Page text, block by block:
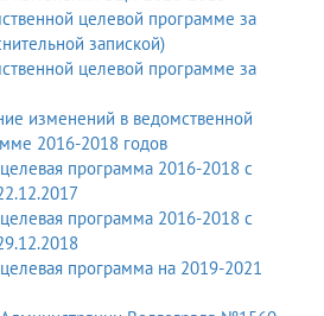
целевой программе за
запиской)
целевой программе за
изменений в ведомственной
2016-2018 годов
программа 2016-2018 с
программа 2016-2018 с
программа на 2019-2021